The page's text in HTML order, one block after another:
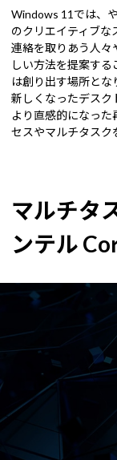
Windows 11では、
のクリエイティブな
連絡を取りあう人々
しい方法を提案す
は創り出す場所とな
新しくなったデスク
より直感的になっ
セスやマルチタスク
マルチタ
ンテル